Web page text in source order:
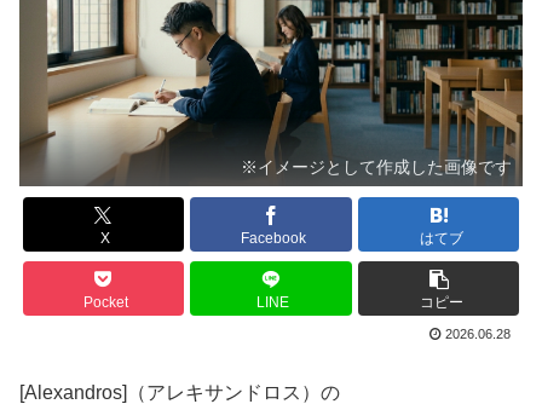
※イメージとして作成した画像です
X Facebook はてブ
Pocket LINE コピー
2026.06.28
[Alexandros]（アレキサンドロス）の